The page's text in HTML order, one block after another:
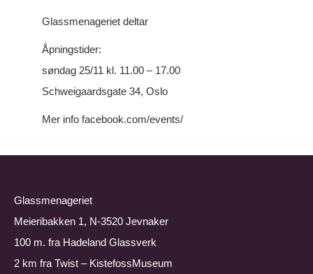
Glassmenageriet deltar
Åpningstider:
søndag 25/11 kl. 11.00 – 17.00
Schweigaardsgate 34, Oslo
Mer info facebook.com/events/
Glassmenageriet
Meieribakken 1, N-3520 Jevnaker
100 m. fra Hadeland Glassverk
2 km fra Twist – KistefossMuseum